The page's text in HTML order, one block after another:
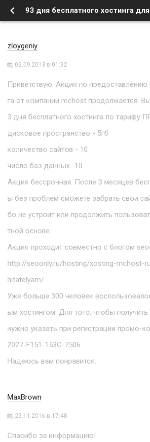
93 дня бесплатного хостинга
zloygeniy
02.09.2013 в 01:32
Приветствую. Акция по предоставлению
га от компании mchost продолжается.
3 дня бесплатного хостинга по тарифу
дисковое пространство - 5гб
количество сайтов - 10
число баз данных -10
Акция бессрочная. После 3 месяцев
ы без проблем сможете забрать свои
бо не устроит или продолжить
тной основе.
Акция проходит совместно с блогом
http://seoonly.ru/hosting/xosting-mchost-
hitatelyam/
Уже больше 300 человек
ым хостингом. Для того, чтобы получить
нужно указать при регистрации промо-
2027-F151-153C-7506
Надеюсь вам понравится.
MaxBrown
25.11.2016 в 17:48
Спасибо за информацию!